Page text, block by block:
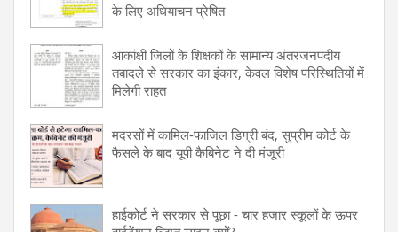
के लिए अधियाचन प्रेषित
आकांक्षी जिलों के शिक्षकों के सामान्य अंतरजनपदीय
तबादले से सरकार का इंकार, केवल विशेष परिस्थितियों में
मिलेगी राहत
मदरसों में कामिल-फाजिल डिग्री बंद, सुप्रीम कोर्ट के
फैसले के बाद यूपी कैबिनेट ने दी मंजूरी
हाईकोर्ट ने सरकार से पूछा - चार हजार स्कूलों के ऊपर